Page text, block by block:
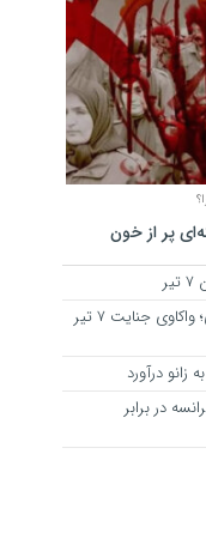
پر از خون
تروریسم، نفوذ و انتقام‌گیری؛ واکاوی جنایت ۷ تیر
زانو درآورد
در برابر